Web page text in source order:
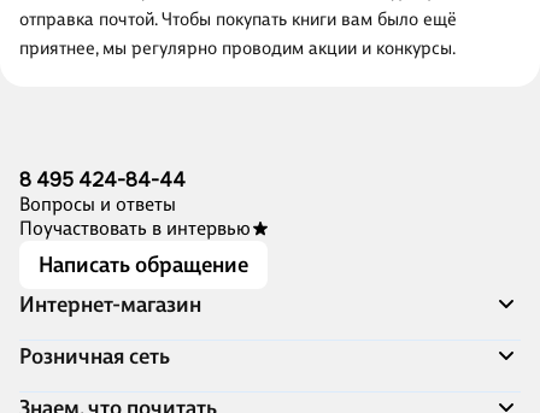
отправка почтой. Чтобы покупать книги вам было ещё
приятнее, мы регулярно проводим акции и конкурсы.
8 495 424-84-44
Вопросы и ответы
Поучаствовать в интервью
Написать обращение
Интернет-магазин
Акции
Доставка и оплата
Розничная сеть
Адреса магазинов